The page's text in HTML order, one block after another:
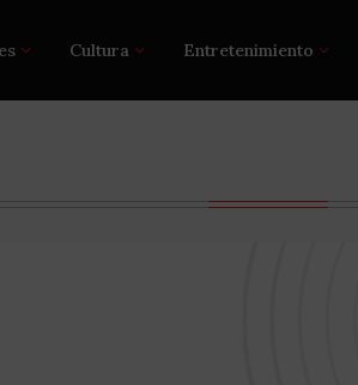
Cultura Entretenimiento